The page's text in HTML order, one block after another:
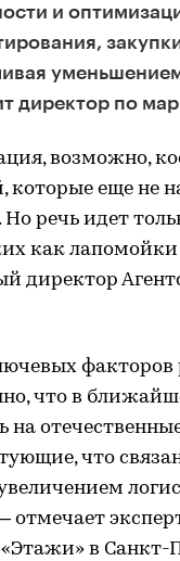
и
директор по
возможно,
которые еще не
речь идет
как лапомойки
директор
факторов
что в
на
что
отмечает
в Санкт-